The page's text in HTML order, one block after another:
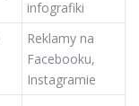
infografiki
Reklamy na
Facebooku,
Instagramie